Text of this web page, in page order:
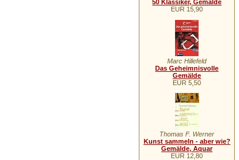
50 Klassiker, Gemälde
EUR 15,90
Marc Hillefeld
Das Geheimnisvolle
Gemälde
EUR 5,50
Thomas F. Werner
Kunst sammeln - aber wie?
Gemälde, Aquar
EUR 12,80